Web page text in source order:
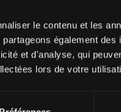
le contenu et les
également
et d'analyse, qui
lors de votre